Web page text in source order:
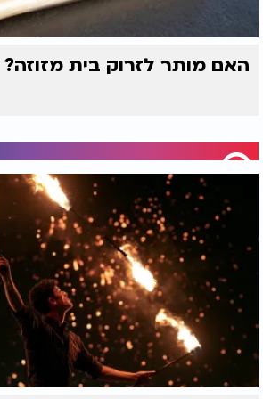
מי שנהנה מריח פרי צריך לברך עליו,
האם מותר לזרוק בית מזוזה?